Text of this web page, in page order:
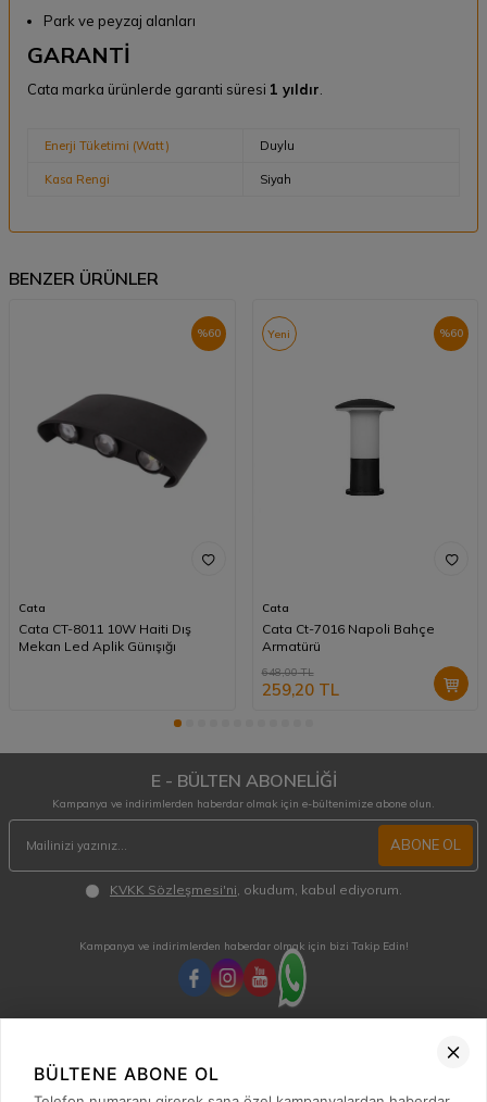
Park ve peyzaj alanları
GARANTİ
Cata marka ürünlerde garanti süresi 1 yıldır
Enerji Tüketimi (Watt) Duylu
Kasa Rengi Siyah
BENZER ÜRÜNLER
%60
Cata
Cata CT-8011 10W Haiti Dış
Mekan Led Aplik Günışığı
%60
Yeni
Cata
Cata Ct-7016 Napoli Bahçe
Armatürü
648,00TL
259,20TL
E - BÜLTEN ABONELİĞİ
Kampanya ve indirimlerden haberdar olmak için e-bültenimize abone olun.
ABONE OL
KVKK Sözleşmesi'ni , okudum, kabul ediyorum.
Kampanya ve indirimlerden haberdar olmak için bizi Takip Edin!
Hafta içi 08:00 - 18:00 / Cumartesi 08:00 - 13:00 arası merak ettiğiniz tüm sorular ve
siparişleriniz için ulaşabilirsiniz.
BÜLTENE ABONE OL